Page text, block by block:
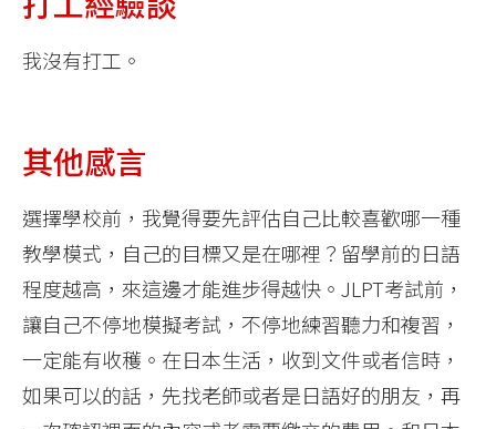
我沒有打工。
其他感言
選擇學校前，我覺得要先評估自己比較喜歡哪一種
教學模式，自己的目標又是在哪裡？留學前的日語
程度越高，來這邊才能進步得越快。JLPT考試前，
讓自己不停地模擬考試，不停地練習聽力和複習，
一定能有收穫。在日本生活，收到文件或者信時，
如果可以的話，先找老師或者是日語好的朋友，再